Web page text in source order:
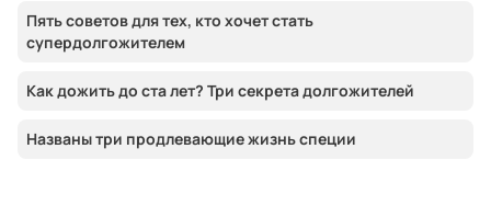
Пять советов для тех, кто хочет стать
супердолгожителем
Как дожить до ста лет? Три секрета долгожителей
Названы три продлевающие жизнь специи